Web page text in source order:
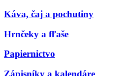
Káva, čaj a pochutiny
Hrnčeky a fľaše
Papiernictvo
Zápisníky a kalendáre